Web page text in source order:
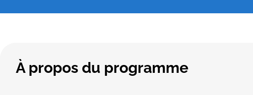
À propos du programme